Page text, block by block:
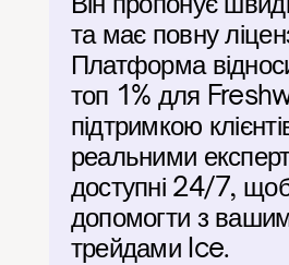
та має повну
Платформа
топ 1% для
підтримкою
реальними
доступні 24/7,
допомогти з
трейдами Ice.